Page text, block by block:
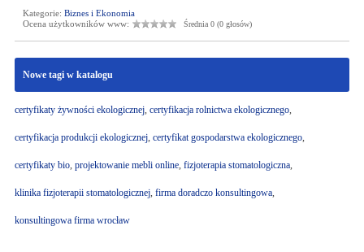
Kategorie: Biznes i Ekonomia
Ocena użytkowników www:
Średnia 0 (0 głosów)
Nowe tagi w katalogu
certyfikaty żywności ekologicznej, certyfikacja rolnictwa ekologicznego,
certyfikacja produkcji ekologicznej, certyfikat gospodarstwa ekologicznego,
certyfikaty bio, projektowanie mebli online, fizjoterapia stomatologiczna,
klinika fizjoterapii stomatologicznej, firma doradczo konsultingowa,
konsultingowa firma wrocław